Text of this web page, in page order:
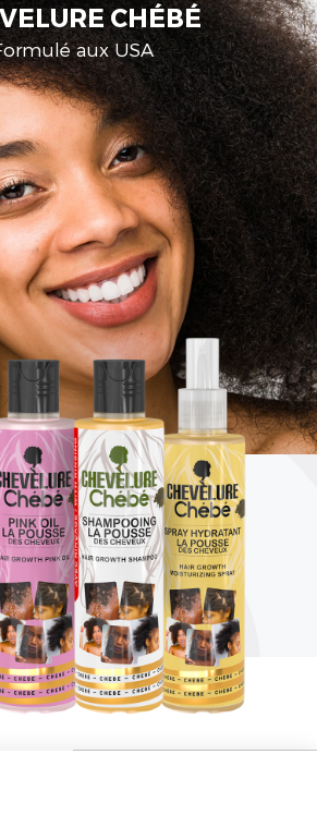
D'ABEILLE
de Cire d'Abeille